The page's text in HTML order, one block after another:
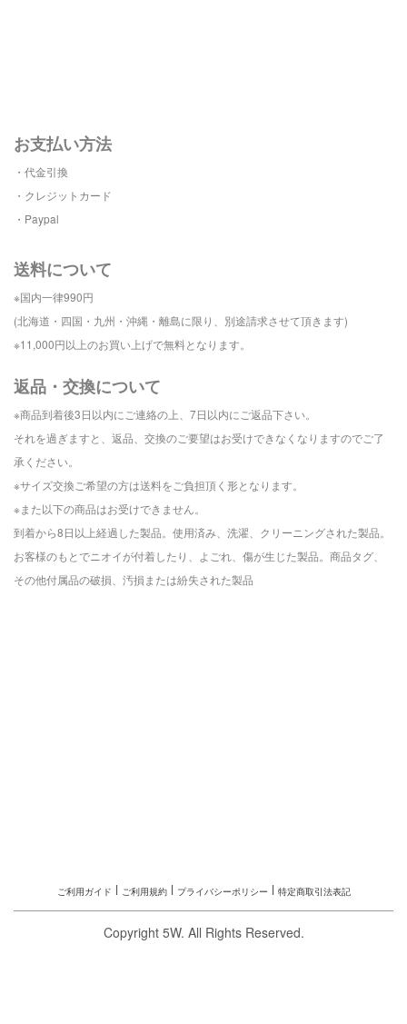
お支払い方法
・代金引換
・クレジットカード
・Paypal
送料について
※国内一律990円
(北海道・四国・九州・沖縄・離島に限り、別途請求させて頂きます)
※11,000円以上のお買い上げで無料となります。
返品・交換について
※商品到着後3日以内にご連絡の上、 7日以内にご返品下さい。
それを過ぎますと、 返品、交換のご要望はお受けできなくなりますのでご了
承ください。
※サイズ交換ご希望の方は送料をご負担頂く形となります。
※また以下の商品はお受けできません。
到着から8日以上経過した製品。 使用済み、洗濯、クリーニングされた製品。
お客様のもとでニオイが付着したり、よごれ、傷が生じた製品。 商品タグ、
その他付属品の破損、汚損または紛失された製品
ご利用ガイド l ご利用規約l プライバシーポリシー l 特定商取引法表記
Copyright 5W. All Rights Reserved.